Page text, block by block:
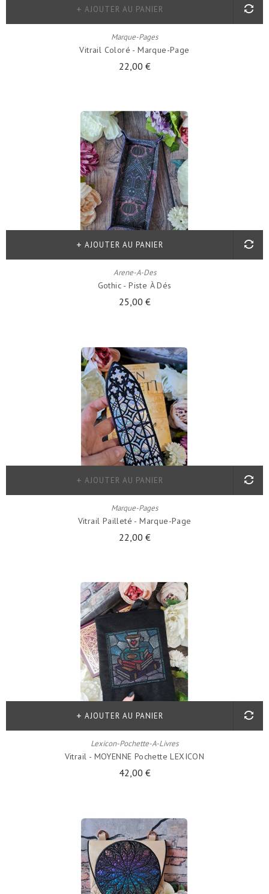
Marque-Pages
Vitrail Coloré - Marque-Page
22,00 €
AJOUTER AU PANIER
Arene-A-Des
Gothic - Piste À Dés
25,00 €
AJOUTER AU PANIER
Marque-Pages
Vitrail Pailleté - Marque-Page
22,00 €
AJOUTER AU PANIER
Lexicon-Pochette-A-Livres
Vitrail - MOYENNE Pochette LEXICON
42,00 €
AJOUTER AU PANIER